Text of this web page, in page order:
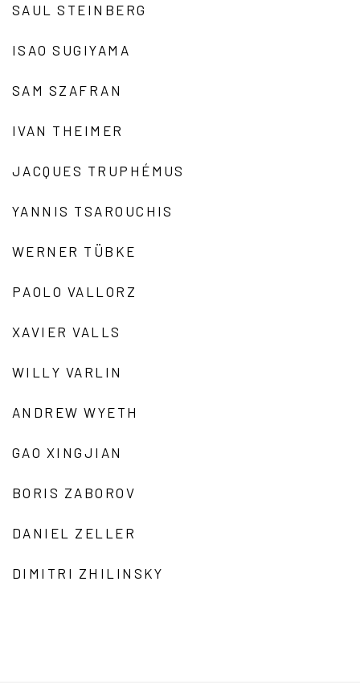
SAUL STEINBERG
ISAO SUGIYAMA
SAM SZAFRAN
IVAN THEIMER
JACQUES TRUPHÉMUS
YANNIS TSAROUCHIS
WERNER TÜBKE
PAOLO VALLORZ
XAVIER VALLS
WILLY VARLIN
ANDREW WYETH
GAO XINGJIAN
BORIS ZABOROV
DANIEL ZELLER
DIMITRI ZHILINSKY